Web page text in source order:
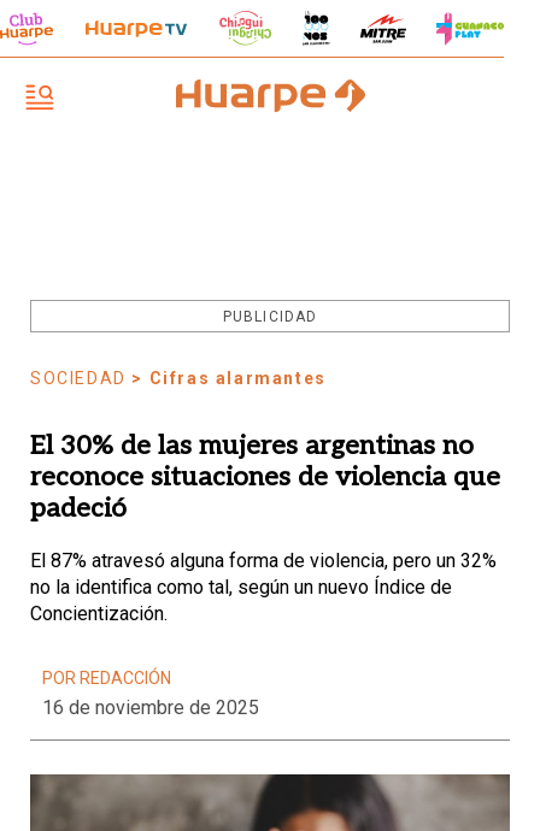
PUBLICIDAD
SOCIEDAD > Cifras alarmantes
El 30% de las mujeres argentinas no
reconoce situaciones de violencia que
padeció
El 87% atravesó alguna forma de violencia, pero un 32%
no la identifica como tal, según un nuevo Índice de
Concientización.
POR REDACCIÓN
16 de noviembre de 2025